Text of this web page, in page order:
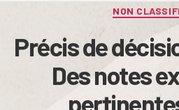
NON
Précis de
Des notes